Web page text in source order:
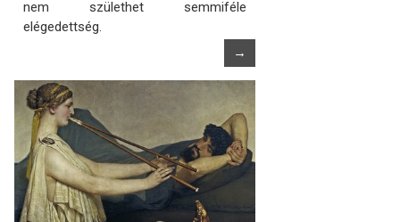
nem születhet semmiféle
elégedettség.
→